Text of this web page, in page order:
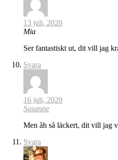
13 juli, 2020
Mia
Ser fantastiskt ut, dit vill jag
Svara
16 juli, 2020
Susanne
Men åh så läckert, dit vill jag
Svara